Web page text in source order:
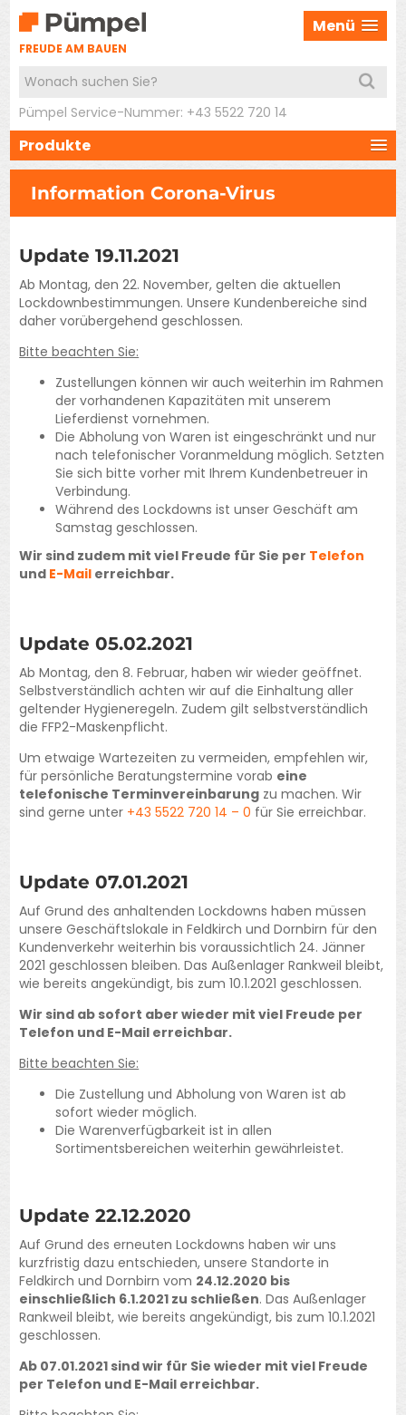
Menü
FREUDE AM BAUEN
Pümpel Service-Nummer: +43 5522 720 14
Produkte
Information Corona-Virus
Update 19.11.2021
Ab Montag, den 22. November, gelten die aktuellen
Lockdownbestimmungen. Unsere Kundenbereiche sind
daher vorübergehend geschlossen.
Bitte beachten Sie:
Zustellungen können wir auch weiterhin im Rahmen
der vorhandenen Kapazitäten mit unserem
Lieferdienst vornehmen.
Die Abholung von Waren ist eingeschränkt und nur
nach telefonischer Voranmeldung möglich. Setzten
Sie sich bitte vorher mit Ihrem Kundenbetreuer in
Verbindung.
Während des Lockdowns ist unser Geschäft am
Samstag geschlossen.
Wir sind zudem mit viel Freude für Sie per Telefon
und E-Mail erreichbar.
Update 05.02.2021
Ab Montag, den 8. Februar, haben wir wieder geöffnet.
Selbstverständlich achten wir auf die Einhaltung aller
geltender Hygieneregeln. Zudem gilt selbstverständlich
die FFP2-Maskenpflicht.
Um etwaige Wartezeiten zu vermeiden, empfehlen wir,
für persönliche Beratungstermine vorab eine
telefonische Terminvereinbarung zu machen. Wir
sind gerne unter +43 5522 720 14 – 0 für Sie erreichbar.
Update 07.01.2021
Auf Grund des anhaltenden Lockdowns haben müssen
unsere Geschäftslokale in Feldkirch und Dornbirn für den
Kundenverkehr weiterhin bis voraussichtlich 24. Jänner
2021 geschlossen bleiben. Das Außenlager Rankweil bleibt,
wie bereits angekündigt, bis zum 10.1.2021 geschlossen.
Wir sind ab sofort aber wieder mit viel Freude per
Telefon und E-Mail erreichbar.
Bitte beachten Sie:
Die Zustellung und Abholung von Waren ist ab
sofort wieder möglich.
Die Warenverfügbarkeit ist in allen
Sortimentsbereichen weiterhin gewährleistet.
Update 22.12.2020
Auf Grund des erneuten Lockdowns haben wir uns
kurzfristig dazu entschieden, unsere Standorte in
Feldkirch und Dornbirn vom 24.12.2020 bis
einschließlich 6.1.2021 zu schließen. Das Außenlager
Rankweil bleibt, wie bereits angekündigt, bis zum 10.1.2021
geschlossen.
Ab 07.01.2021 sind wir für Sie wieder mit viel Freude
per Telefon und E-Mail erreichbar.